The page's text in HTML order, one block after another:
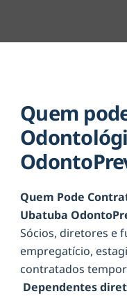
Quem
Quem Pode
Ubatuba
Sócios, diretores e
empregatício,
contratados
Dependentes